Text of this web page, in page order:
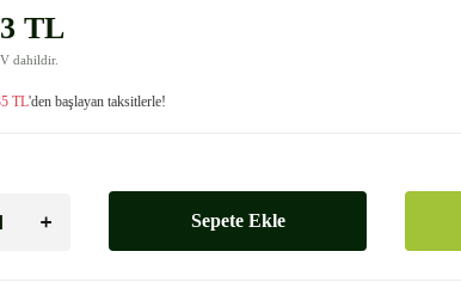
TL
dahildir.
TL'den başlayan taksitlerle!
Sepete Ekle